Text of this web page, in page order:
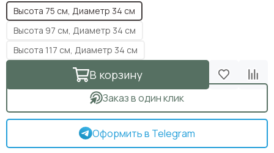
Высота 75 см, Диаметр 34 см
Высота 97 см, Диаметр 34 см
Высота 117 см, Диаметр 34 см
В корзину
Заказ в один клик
Оформить в Telegram